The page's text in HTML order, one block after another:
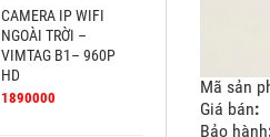
Mã sản
Giá bán:
Bảo hành
CAMERA IP WIFI
NGOÀI TRỜI –
VIMTAG B1– 960P
HD
1890000